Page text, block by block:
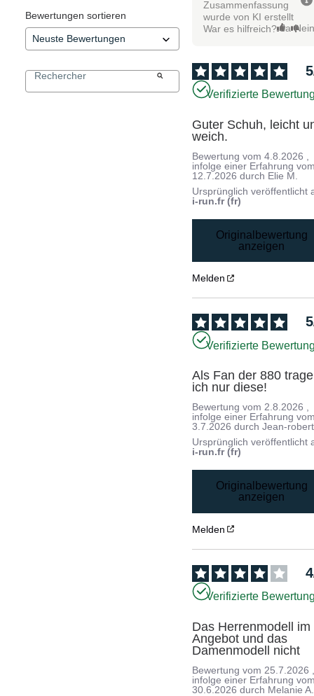
Bewertungen sortieren
Zusammenfassung
wurde von KI erstellt
War es hilfreich? Ja
5
Verifizierte
Guter Schuh, leicht
weich.
Bewertung vom4.8.2026
infolge einer Erfahrung
12.7.2026 durch Elie M.
Ursprünglich veröffentlicht
i-run.fr (fr)
Originalbewertung
anzeigen
Melden
5
Verifizierte
Als Fan der 880 trage
ich nur diese!
Bewertung vom2.8.2026 ,
infolge einer Erfahrung
3.7.2026 durchJean-
Ursprünglich veröffentlicht
i-run.fr (fr)
Originalbewertung
anzeigen
Melden
4
Verifizierte
Das Herrenmodell im
Angebot und das
Damenmodell nicht
Bewertung vom 25.7.2026
infolge einer Erfahrung
30.6.2026 durch Melanie A.